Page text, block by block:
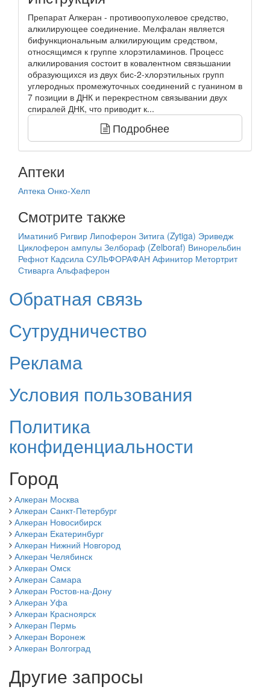
Препарат Алкеран - противоопухолевое средство,
алкилирующее соединение. Мелфалан является
бифункциональным алкилирующим средством,
относящимся к группе хлорэтиламинов. Процесс
алкилирования состоит в ковалентном связьшании
образующихся из двух бис-2-хлорэтильных групп
углеродных промежуточных соединений с гуанином в
7 позиции в ДНК и перекрестном связывании двух
спиралей ДНК, что приводит к...
Подробнее
Аптеки
Аптека Онко-Хелп
Смотрите также
Иматиниб Ригвир Липоферон Зитига (Zytiga) Эриведж
Циклоферон ампулы Зелбораф (Zelboraf) Винорельбин
Рефнот Кадсила СУЛЬФОРАФАН Афинитор Метортрит
Стиварга Альфаферон
Обратная связь
Сутрудничество
Реклама
Условия пользования
Политика
конфиденциальности
Город
Алкеран Москва
Алкеран Санкт-Петербург
Алкеран Новосибирск
Алкеран Екатеринбург
Алкеран Нижний Новгород
Алкеран Челябинск
Алкеран Омск
Алкеран Самара
Алкеран Ростов-на-Дону
Алкеран Уфа
Алкеран Красноярск
Алкеран Пермь
Алкеран Воронеж
Алкеран Волгоград
Другие запросы